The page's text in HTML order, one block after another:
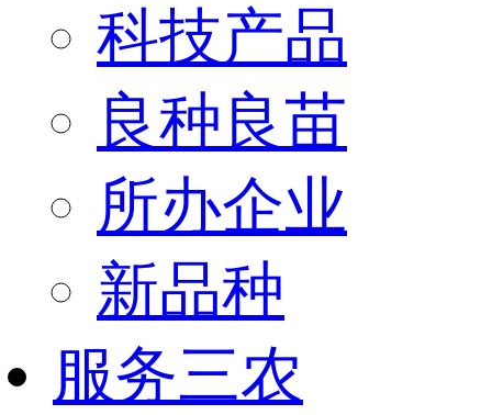
科技产品
良种良苗
所办企业
新品种
服务三农